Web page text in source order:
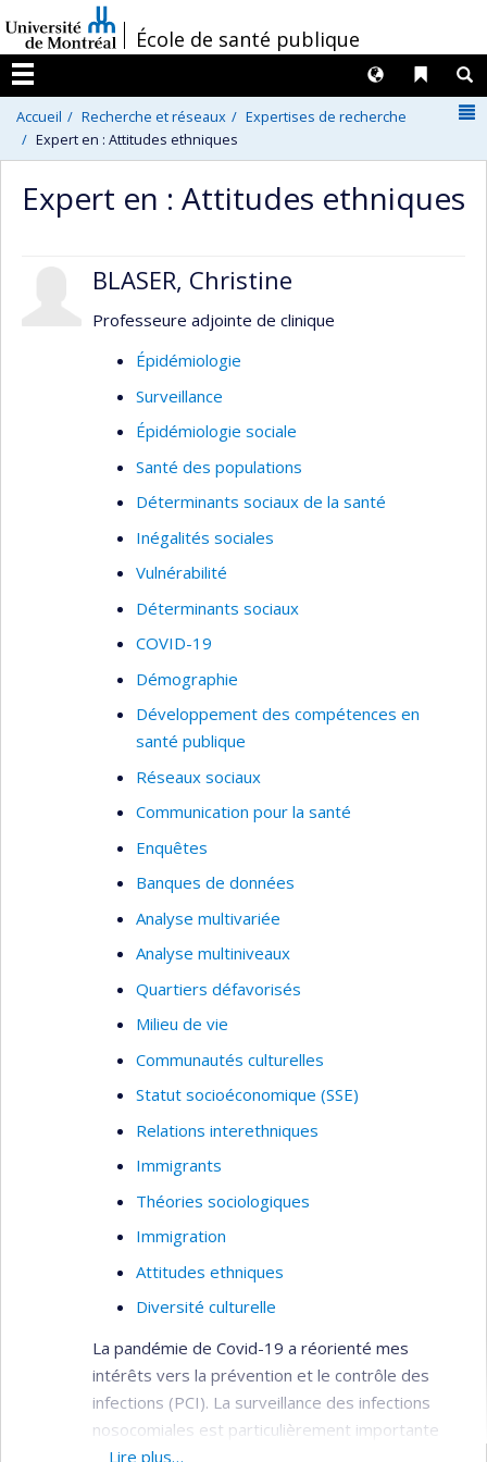
au
contenu
/École de santé publique
Menu
Liens
Langues
Accueil Recherche et réseaux
Expertises de recherche
Expert en : Attitudes ethniques
Expert en : Attitudes ethniques
BLASER, Christine
Professeure adjointe de clinique
Épidémiologie
Surveillance
Épidémiologie sociale
Santé des populations
Déterminants sociaux de la santé
Inégalités sociales
Vulnérabilité
Déterminants sociaux
COVID-19
Démographie
Développement des compétences en
santé publique
Réseaux sociaux
Communication pour la santé
Enquêtes
Banques de données
Analyse multivariée
Analyse multiniveaux
Quartiers défavorisés
Milieu de vie
Communautés culturelles
Statut socioéconomique (SSE)
Relations interethniques
Immigrants
Théories sociologiques
Immigration
Attitudes ethniques
Diversité culturelle
La pandémie de Covid-19 a réorienté mes
intérêts vers la prévention et le contrôle des
infections (PCI). La surveillance des infections
nosocomiales est particulièrement importante
considérant que les patients hospitalisés sont
Lire plus…